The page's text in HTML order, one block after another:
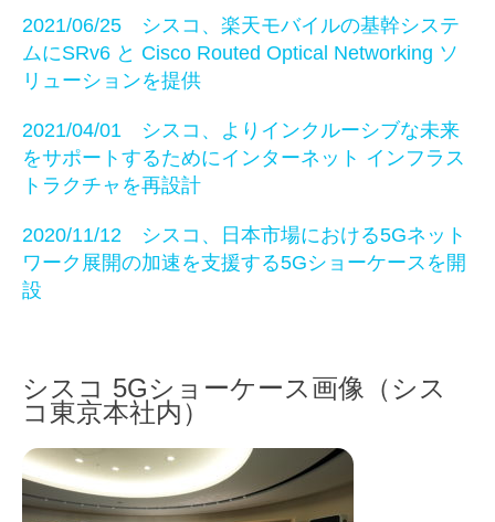
2021/06/25 シスコ、楽天モバイルの基幹システ
ムにSRv6 と Cisco Routed Optical Networking ソ
リューションを提供
2021/04/01 シスコ、よりインクルーシブな未来
をサポートするためにインターネット インフラス
トラクチャを再設計
2020/11/12 シスコ、日本市場における5Gネット
ワーク展開の加速を支援する5Gショーケースを開
設
シスコ 5Gショーケース画像（シス
コ東京本社内）